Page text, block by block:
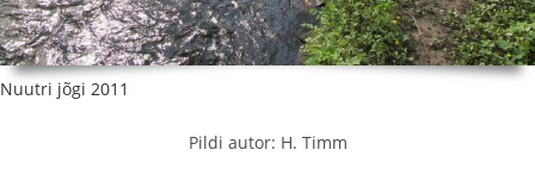
Nuutri jõgi 2011
Pildi autor: H. Timm